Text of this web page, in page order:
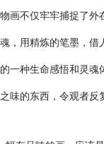
画不仅牢牢捕捉了外
，用精炼的笔墨，借
一种生命感悟和灵魂
味的东西，令观者反